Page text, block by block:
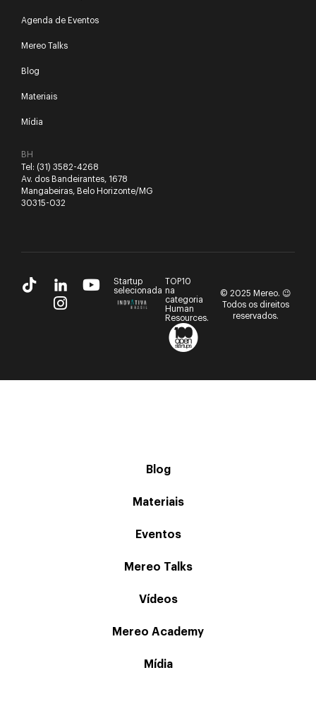
Agenda de Eventos
Mereo Talks
Blog
Materiais
Mídia
BH
Tel: (31) 3582-4268
Av. dos Bandeirantes, 1678
Mangabeiras, Belo Horizonte/MG
30315-032
TOP10
na
categoria
Human
Resources.
Startup
selecionada
© 2025 Mereo. 😉
Todos os direitos
reservados.
Blog
Materiais
Eventos
Mereo Talks
Vídeos
Mereo Academy
Mídia